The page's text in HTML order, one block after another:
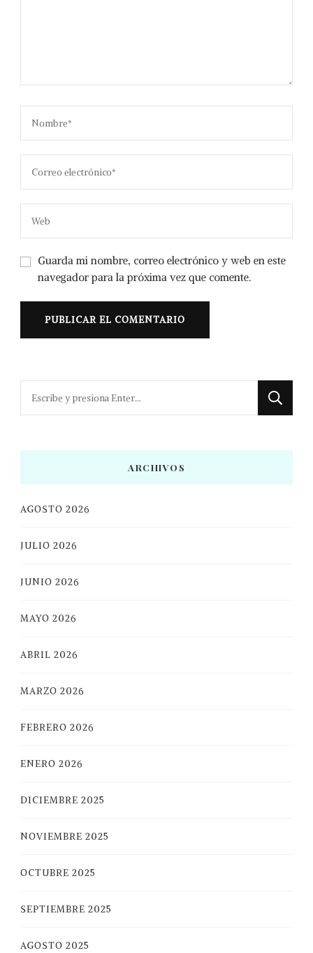
Guarda mi nombre, correo electrónico y web en este
navegador para la próxima vez que comente.
ARCHIVOS
AGOSTO 2026
JULIO 2026
JUNIO 2026
MAYO 2026
ABRIL 2026
MARZO 2026
FEBRERO 2026
ENERO 2026
DICIEMBRE 2025
NOVIEMBRE 2025
OCTUBRE 2025
SEPTIEMBRE 2025
AGOSTO 2025